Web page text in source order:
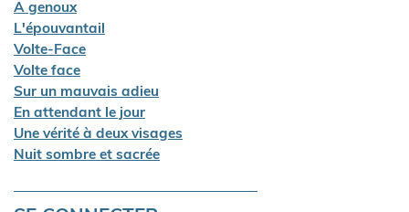
A genoux
L'épouvantail
Volte-Face
Volte face
Sur un mauvais adieu
En attendant le jour
Une vérité à deux visages
Nuit sombre et sacrée